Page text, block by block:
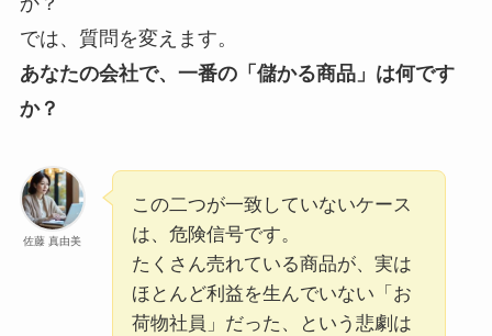
では、質問を変えます。
あなたの会社で、一番の「儲かる商品」は何です
か？
佐藤 真由美
この二つが一致していないケース
は、危険信号です。
たくさん売れている商品が、実は
ほとんど利益を生んでいない「お
荷物社員」だった、という悲劇は